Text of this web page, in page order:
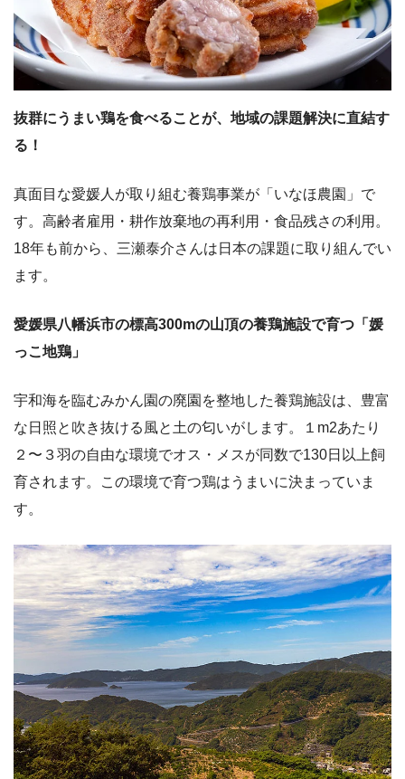
抜群にうまい鶏を食べることが、地域の課題解決に直結す
る！
真面目な愛媛人が取り組む養鶏事業が「いなほ農園」で
す。高齢者雇用・耕作放棄地の再利用・食品残さの利用。
18年も前から、三瀬泰介さんは日本の課題に取り組んでい
ます。
愛媛県八幡浜市の標高300mの山頂の養鶏施設で育つ「媛
っこ地鶏」
宇和海を臨むみかん園の廃園を整地した養鶏施設は、豊富
な日照と吹き抜ける風と土の匂いがします。１m2あたり
２〜３羽の自由な環境でオス・メスが同数で130日以上飼
育されます。この環境で育つ鶏はうまいに決まっていま
す。